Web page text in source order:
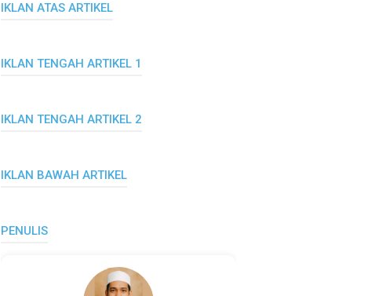
IKLAN ATAS ARTIKEL
IKLAN TENGAH ARTIKEL 1
IKLAN TENGAH ARTIKEL 2
IKLAN BAWAH ARTIKEL
PENULIS